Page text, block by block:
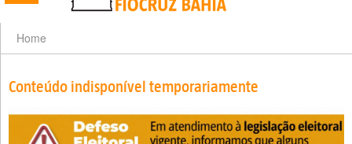
Acesso à informação
Canais
Home
Conteúdo indisponível temporariamente